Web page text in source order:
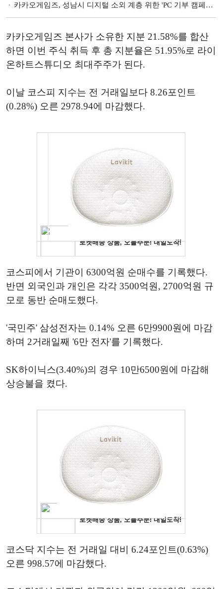
카카오게임즈, 성남시 디지털 소외 계층 위한 'PC 기부 캠페인' 진행
카카오게임즈 본사가 소유한 지분 21.58%를 합산
하면 이번 주식 취득 후 총 지분율은 51.95%로 라이
온하트스튜디오 최대주주가 된다.
이날 코스피 지수는 전 거래일보다 8.26포인트
(0.28%) 오른 2978.94에 마감했다.
코스피에서 기관이 6300억원 순매수를 기록했다.
반면 외국인과 개인은 각각 3500억원, 2700억원 규
모로 동반 순매도했다.
'국민주' 삼성전자는 0.14% 오른 6만9900원에 마감
하며 2거래일째 '6만 전자'를 기록했다.
SK하이닉스(3.40%)의 경우 10만6500원에 마감해
상승불을 켰다.
코스닥 지수는 전 거래일 대비 6.24포인트(0.63%)
오른 998.57에 마감했다.